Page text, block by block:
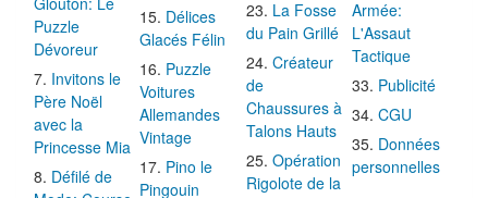
Puzzle
Dévoreur
Invitons le
Père Noël
avec la
Princesse Mia
Défilé de
Délices
Glacés Félin
Puzzle
Voitures
Allemandes
Vintage
Pino le
Pingouin
La Fosse
du Pain Grillé
Créateur
de
Chaussures à
Talons Hauts
Opération
Rigolote de la
Armée:
L'Assaut
Tactique
Publicité
CGU
Données
personnelles